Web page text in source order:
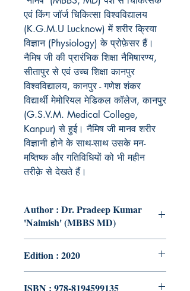
एवं किंग जॉर्ज चिकित्सा विश्वविद्यालय
(K.G.M.U Lucknow) में शरीर क्रिया
विज्ञान (Physiology) के प्रोफ़ेसर हैं।
नैमिष जी की प्रारंभिक शिक्षा नैमिषारण्य,
सीतापुर से एवं उच्च शिक्षा कानपुर
विश्वविद्यालय, कानपुर - गणेश शंकर
विद्यार्थी मेमोरियल मेडिकल कॉलेज, कानपुर
(G.S.V.M. Medical College,
Kanpur) से हुई। नैमिष जी मानव शरीर
विज्ञानी होने के साथ-साथ उसके मन-
मष्तिष्क और गतिविधियों को भी महीन
तरीक़े से देखते हैं।
Author : Dr. Pradeep Kumar
'Naimish' (MBBS MD)
Edition : 2020
ISBN : 978-8194599135